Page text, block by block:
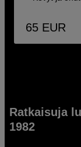
65 EUR
Ratkaisuja
1982